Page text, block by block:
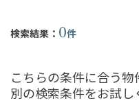
検索結果： 0件
こちらの条件に合う物
別の検索条件をお試し